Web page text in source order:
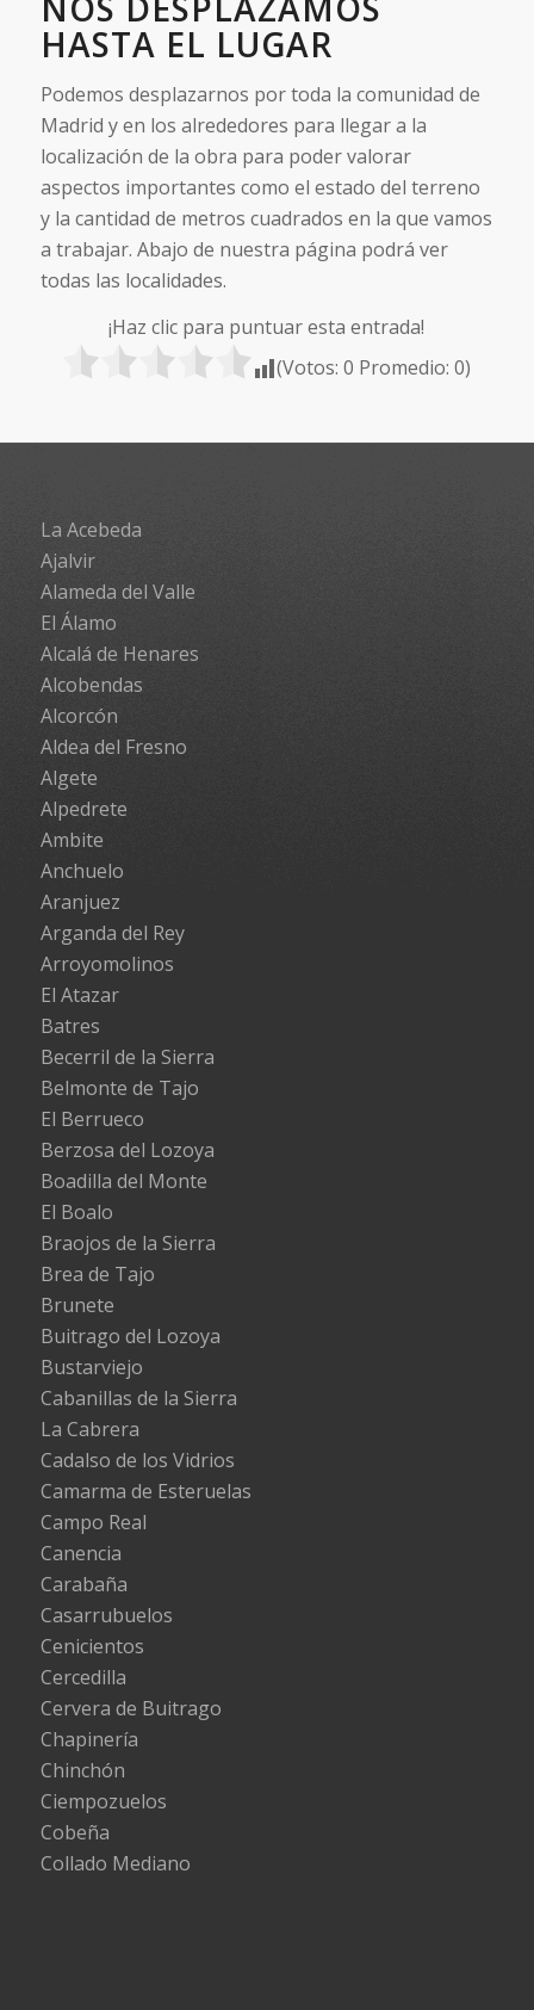
HASTA EL LUGAR
Podemos desplazarnos por toda la comunidad de
Madrid y en los alrededores para llegar a la
localización de la obra para poder valorar
aspectos importantes como el estado del terreno
y la cantidad de metros cuadrados en la que vamos
a trabajar. Abajo de nuestra página podrá ver
todas las localidades.
¡Haz clic para puntuar esta entrada!
(Votos:0 Promedio:0)
La Acebeda
Ajalvir
Alameda del Valle
El Álamo
Alcalá de Henares
Alcobendas
Alcorcón
Aldea del Fresno
Algete
Alpedrete
Ambite
Anchuelo
Aranjuez
Arganda del Rey
Arroyomolinos
El Atazar
Batres
Becerril de la Sierra
Belmonte de Tajo
El Berrueco
Berzosa del Lozoya
Boadilla del Monte
El Boalo
Braojos de la Sierra
Brea de Tajo
Brunete
Buitrago del Lozoya
Bustarviejo
Cabanillas de la Sierra
La Cabrera
Cadalso de los Vidrios
Camarma de Esteruelas
Campo Real
Canencia
Carabaña
Casarrubuelos
Cenicientos
Cercedilla
Cervera de Buitrago
Chapinería
Chinchón
Ciempozuelos
Cobeña
Collado Mediano